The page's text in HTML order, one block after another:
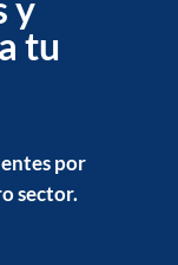
y
tu
por
sector.